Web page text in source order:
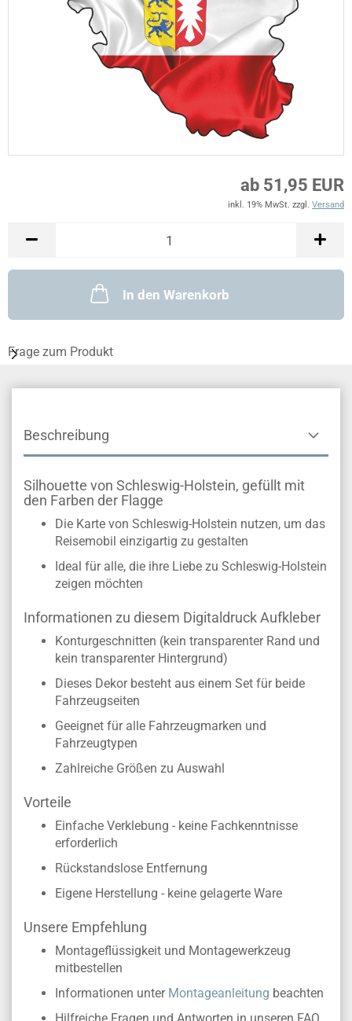
ab 51,95 EUR
inkl. 19% MwSt. zzgl. Versand
In den Warenkorb
Frage zum Produkt
Beschreibung
Silhouette von Schleswig-Holstein, gefüllt mit
den Farben der Flagge
Die Karte von Schleswig-Holstein nutzen, um das
Reisemobil einzigartig zu gestalten
Ideal für alle, die ihre Liebe zu Schleswig-Holstein
zeigen möchten
Informationen zu diesem Digitaldruck Aufkleber
Konturgeschnitten (kein transparenter Rand und
kein transparenter Hintergrund)
Dieses Dekor besteht aus einem Set für beide
Fahrzeugseiten
Geeignet für alle Fahrzeugmarken und
Fahrzeugtypen
Zahlreiche Größen zu Auswahl
Vorteile
Einfache Verklebung - keine Fachkenntnisse
erforderlich
Rückstandslose Entfernung
Eigene Herstellung - keine gelagerte Ware
Unsere Empfehlung
Montageflüssigkeit und Montagewerkzeug
mitbestellen
Informationen unter Montageanleitung beachten